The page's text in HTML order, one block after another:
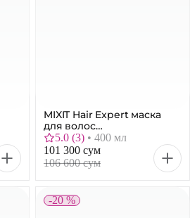
5 кг
MIXIT Hair Expert маска
для волос
ламинирующая, 400 мл
5.0 (3) • 400 мл
101 300 сум
106 600 сум
-20 %